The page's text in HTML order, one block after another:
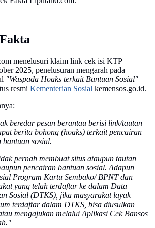
menelusuri klaim link cek isi KTP
2025, penelusuran mengarah pada
"Waspada Hoaks terkait Bantuan Sosial"
resmi Kementerian Sosial kemensos.go.id.
beredar pesan berantau berisi link/tautan
berita bohong (hoaks) terkait pencairan
bantuan sosial.
pernah membuat situs ataupun tautan
pencairan bantuan sosial. Adapun
Program Kartu Sembako/ BPNT dan
yang telah terdaftar ke dalam Data
Sosial (DTKS), jika masyarakat layak
terdaftar dalam DTKS, bisa diusulkan
mengajukan melalui Aplikasi Cek Bansos